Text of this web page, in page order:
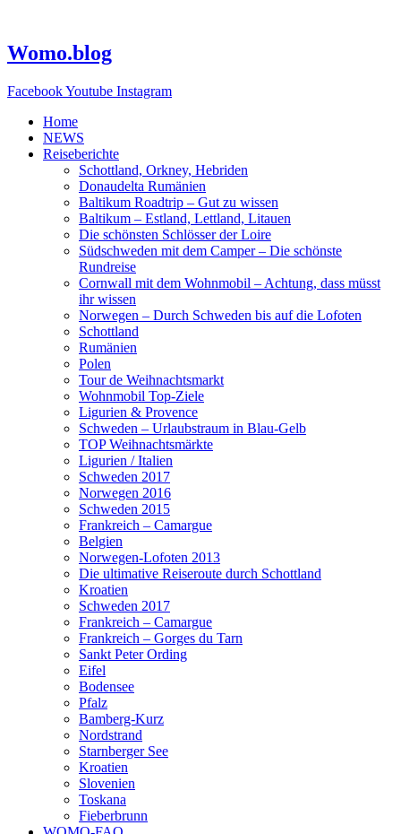
springen
Womo.blog
FacebookYoutube Instagram
Home
NEWS
Reiseberichte
Schottland, Orkney, Hebriden
Donaudelta Rumänien
Baltikum Roadtrip – Gut zu wissen
Baltikum – Estland, Lettland, Litauen
Die schönsten Schlösser der Loire
Südschweden mit dem Camper – Die schönste
Rundreise
Cornwall mit dem Wohnmobil – Achtung, dass müsst
ihr wissen
Norwegen – Durch Schweden bis auf die Lofoten
Schottland
Rumänien
Polen
Tour de Weihnachtsmarkt
Wohnmobil Top-Ziele
Ligurien & Provence
Schweden – Urlaubstraum in Blau-Gelb
TOP Weihnachtsmärkte
Ligurien / Italien
Schweden 2017
Norwegen 2016
Schweden 2015
Frankreich – Camargue
Belgien
Norwegen-Lofoten 2013
Die ultimative Reiseroute durch Schottland
Kroatien
Schweden 2017
Frankreich – Camargue
Frankreich – Gorges du Tarn
Sankt Peter Ording
Eifel
Bodensee
Pfalz
Bamberg-Kurz
Nordstrand
Starnberger See
Kroatien
Slovenien
Toskana
Fieberbrunn